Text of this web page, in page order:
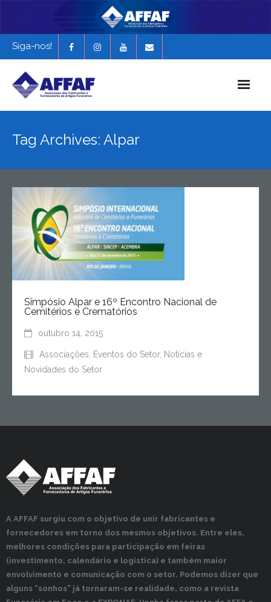
Siga-nos!
História da AFFAF
Revista Funerária em Foco
EXPONAF 2027
Tag Archives: Alpar
Simpósio Alpar e 16º Encontro Nacional de
Cemitérios e Crematórios
outubro 14, 2015
Associações Eventos do Setor, Notícias e
Novidades do Setor
A AFFAF surgiu com o objetivo de unir fabricantes e
fornecedores em torno dos mesmos objetivos. Entre eles,
melhores condições para participação em feiras
(investimento, calendário e logística) e também maior
envolvimento e comunicação com o setor. Podemos dizer que
alguns “sonhos” já tornaram-se realidade, como a revista